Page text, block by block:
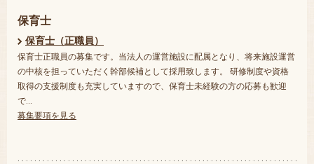
保育士
保育士（正職員）
保育士正職員の募集です。当法人の運営施設に配属となり、将来施設運営
の中核を担っていただく幹部候補として採用致します。 研修制度や資格
取得の支援制度も充実していますので、保育士未経験の方の応募も歓迎
で…
募集要項を見る